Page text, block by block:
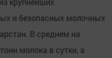
и безопасных молочных
В среднем на
молока в сутки, а